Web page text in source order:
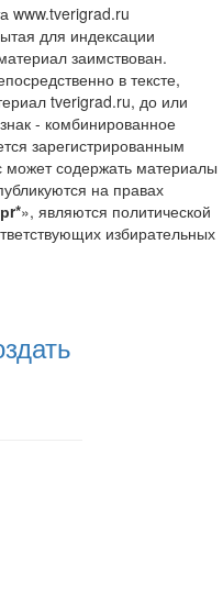
www.tverigrad.ru
для индексации
заимствован.
в тексте,
tverigrad.ru, до или
- комбинированное
зарегистрированным
содержать материалы
на правах
рr*», являются политической
избирательных